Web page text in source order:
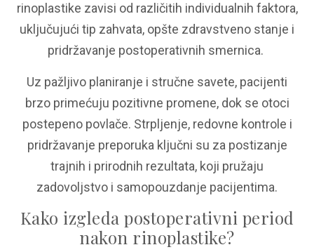
rinoplastike zavisi od različitih individualnih faktora,
uključujući tip zahvata, opšte zdravstveno stanje i
pridržavanje postoperativnih smernica.
Uz pažljivo planiranje i stručne savete, pacijenti
brzo primećuju pozitivne promene, dok se otoci
postepeno povlače. Strpljenje, redovne kontrole i
pridržavanje preporuka ključni su za postizanje
trajnih i prirodnih rezultata, koji pružaju
zadovoljstvo i samopouzdanje pacijentima.
Kako izgleda postoperativni period
nakon rinoplastike?